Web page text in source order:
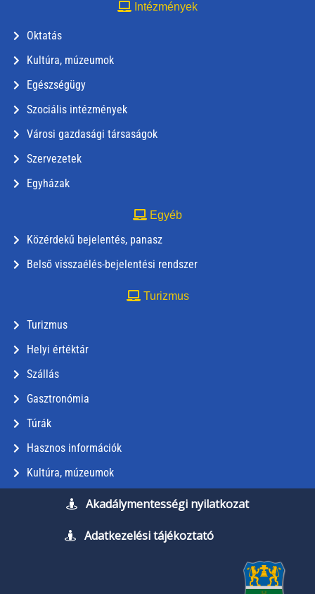
Intézmények
Oktatás
Kultúra, múzeumok
Egészségügy
Szociális intézmények
Városi gazdasági társaságok
Szervezetek
Egyházak
Egyéb
Közérdekű bejelentés, panasz
Belső visszaélés-bejelentési rendszer
Turizmus
Turizmus
Helyi értéktár
Szállás
Gasztronómia
Túrák
Hasznos információk
Kultúra, múzeumok
Akadálymentességi nyilatkozat
Adatkezelési tájékoztató